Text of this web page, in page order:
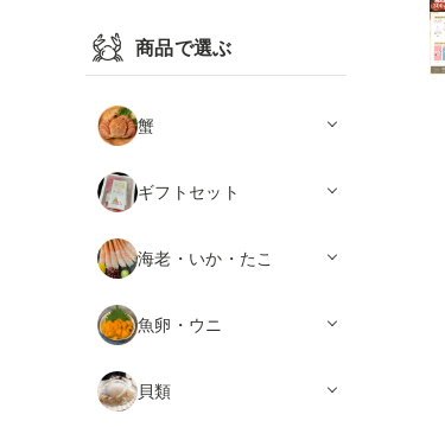
商品で選ぶ
蟹
ギフトセット
海老・いか・たこ
魚卵・ウニ
貝類